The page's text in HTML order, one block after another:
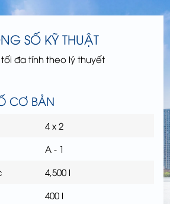
SỐ KỸ THUẬT
tối đa tính theo lý thuyết
CƠ BẢN
4 x 2
A - 1
4,500 l
400 l